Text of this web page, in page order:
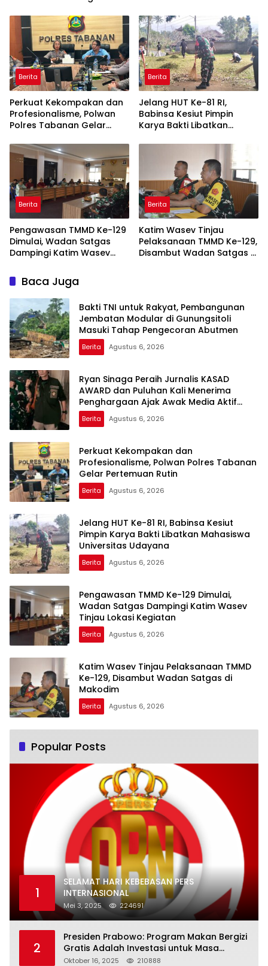
Abutmen
Media Aktif Publikasi
Kegiatan TNI
Berita
Perkuat Kekompakan dan
Profesionalisme, Polwan
Polres Tabanan Gelar
Berita
Jelang HUT Ke-81 RI,
Babinsa Kesiut Pimpin
Karya Bakti Libatkan
Udayana
Berita
Pengawasan TMMD Ke-129
Dimulai, Wadan Satgas
Dampingi Katim Wasev
Berita
Katim Wasev Tinjau
Pelaksanaan TMMD Ke-129,
Disambut Wadan Satgas di
Baca Juga
Bakti TNI untuk Rakyat, Pembangunan
Jembatan Modular di Gunungsitoli
Masuki Tahap Pengecoran Abutmen
Berita Agustus 6, 2026
Ryan Sinaga Peraih Jurnalis KASAD
AWARD dan Puluhan Kali Menerima
Penghargaan Ajak Awak Media Aktif
Publikasi Kegiatan TNI
Berita Agustus 6, 2026
Perkuat Kekompakan dan
Profesionalisme, Polwan Polres Tabanan
Gelar Pertemuan Rutin
Berita Agustus 6, 2026
Jelang HUT Ke-81 RI, Babinsa Kesiut
Pimpin Karya Bakti Libatkan Mahasiswa
Universitas Udayana
Berita Agustus 6, 2026
Pengawasan TMMD Ke-129 Dimulai,
Wadan Satgas Dampingi Katim Wasev
Tinjau Lokasi Kegiatan
Berita Agustus 6, 2026
Katim Wasev Tinjau Pelaksanaan TMMD
Ke-129, Disambut Wadan Satgas di
Makodim
Berita Agustus 6, 2026
Popular Posts
1
SELAMAT HARI KEBEBASAN PERS
INTERNASIONAL
Mei 3, 2025 224691
2
Presiden Prabowo: Program Makan Bergizi
Gratis Adalah Investasi untuk Masa
Depan Bangsa
Oktober 16, 2025 210888